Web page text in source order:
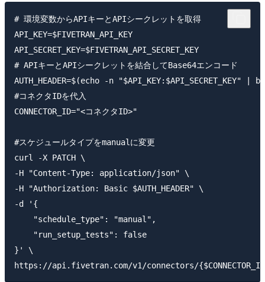
# 環境変数からAPIキーとAPIシークレットを取得
API_KEY=$FIVETRAN_API_KEY
API_SECRET_KEY=$FIVETRAN_API_SECRET_KEY
# APIキーとAPIシークレットを結合してBase64エンコード
AUTH_HEADER=$(echo -n "$API_KEY:$API_SECRET_KEY" |
#コネクタIDを代入
CONNECTOR_ID="<コネクタID>"
#スケジュールタイプをmanualに変更
curl -X PATCH \
-H "Content-Type: application/json" \
-H "Authorization: Basic $AUTH_HEADER" \
-d '{
    "schedule_type": "manual",
    "run_setup_tests": false
}' \